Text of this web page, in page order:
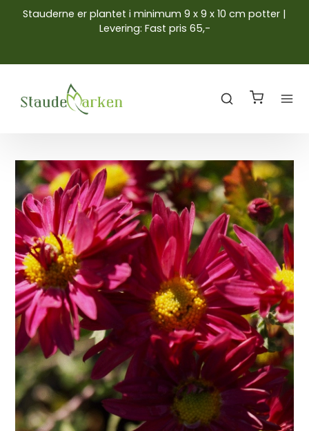
Stauderne er plantet i minimum 9 x 9 x 10 cm potter |
Levering: Fast pris 65,-